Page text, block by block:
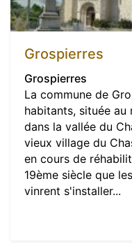
Grospierres
Grospierres
La commune de
habitants, située
dans la vallée du
vieux village du
en cours de
19ème siècle que
vinrent s'installer...